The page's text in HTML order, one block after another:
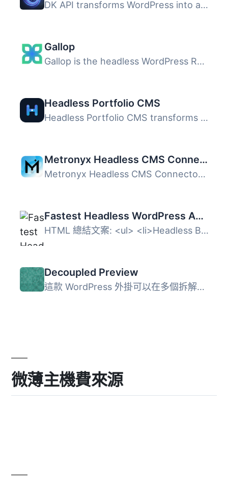
DK API transforms WordPress into a clean, controlled API ...
Gallop
Gallop is the headless WordPress REST API for Next.js tha...
Headless Portfolio CMS
Headless Portfolio CMS transforms your WordPress installa...
Metronyx Headless CMS Connector
Metronyx Headless CMS Connector 提供安全、簡潔的 REST API...
Fastest Headless WordPress API – 10x Faster than WPGraphQL & REST
HTML 總結文案: <ul> <li>Headless Bridge by ...
Decoupled Preview
這款 WordPress 外掛可以在多個拆解前端中提供預覽，並且可以...
微薄主機費來源